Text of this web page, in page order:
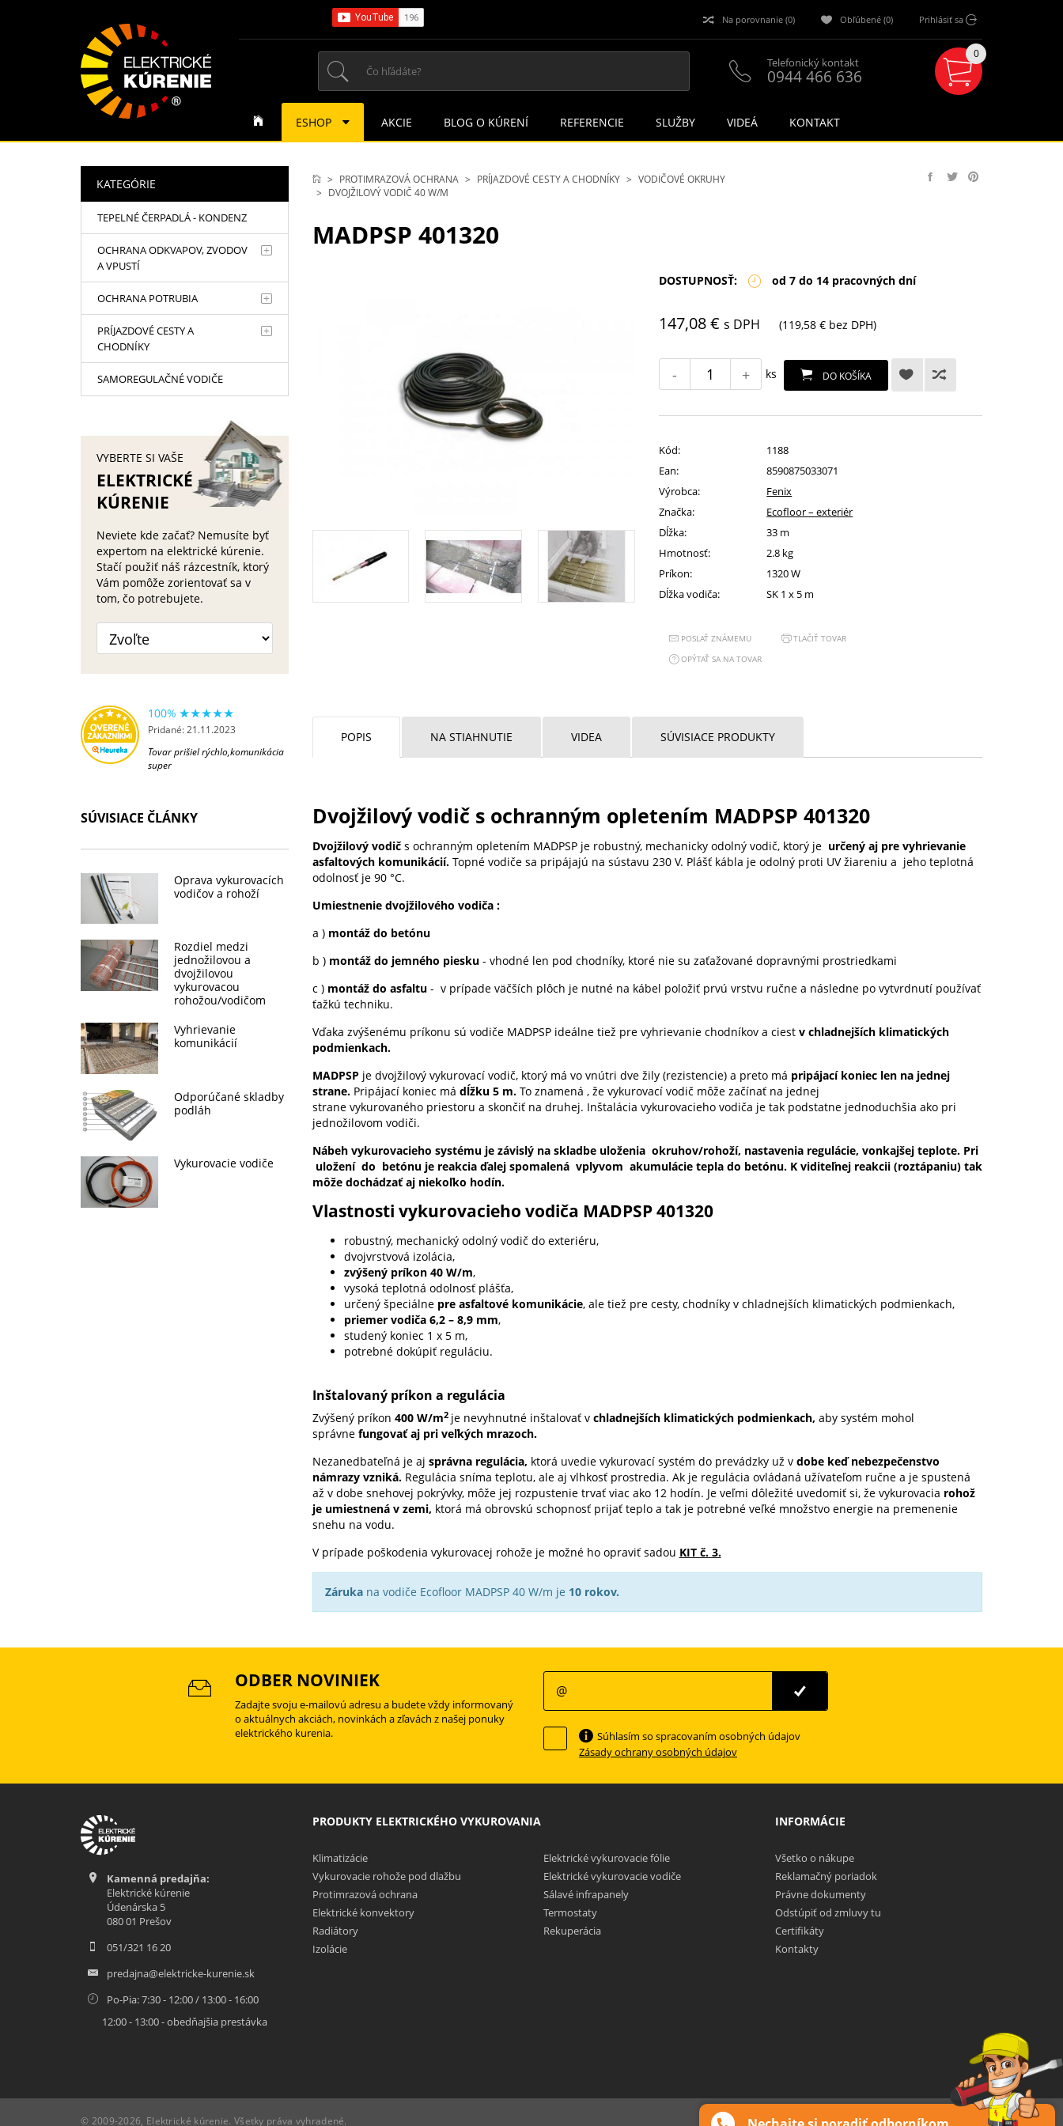
PROTIMRAZOVÁ OCHRANA PRÍJAZDOVÉ CESTY A CHODNÍKY
VODIČOVÉ OKRUHY
DVOJŽILOVÝ VODIČ 40 W/M
MADPSP 401320
DOSTUPNOSŤ: od 7 do 14 pracovných dní
147,08 €s DPH (119,58 € bez DPH)
- + ks DO KOŠÍKA
Kód:
1188
Ean:
8590875033071
Výrobca:
Fenix
Značka:
Ecofloor – exteriér
Dĺžka:
33 m
Hmotnosť:
2.8 kg
Príkon:
1320 W
Dĺžka vodiča:
SK 1 x 5 m
POSLAŤ ZNÁMEMU
TLAČIŤ TOVAR
OPÝTAŤ SA NA TOVAR
POPIS NA STIAHNUTIE VIDEA SÚVISIACE PRODUKTY
Dvojžilový vodič s ochranným opletením MADPSP 401320
Dvojžilový vodič s ochranným opletením MADPSP je robustný, mechanicky odolný vodič, ktorý je určený aj pre vyhrievanie
asfaltových komunikácií. Topné vodiče sa pripájajú na sústavu 230 V. Plášť kábla je odolný proti UV žiareniu a jeho teplotná
odolnosť je 90 °C.
Umiestnenie dvojžilového vodiča :
a ) montáž do betónu
b ) montáž do jemného piesku- vhodné len pod chodníky, ktoré nie su zaťažované dopravnými prostriedkami
c ) montáž do asfaltu - v prípade väčších plôch je nutné na kábel položiť prvú vrstvu ručne a následne po vytvrdnutí používať
ťažkú techniku.
Vďaka zvýšenému príkonu sú vodiče MADPSP ideálne tiež pre vyhrievanie chodníkov a ciest v chladnejších klimatických
podmienkach.
MADPSP je dvojžilový vykurovací vodič, ktorý má vo vnútri dve žily (rezistencie) a preto má pripájací koniec len na jednej
strane. Pripájací koniec má dĺžku 5 m. To znamená , že vykurovací vodič môže začínať na jednej
strane vykurovanéhopriestoru a skončiť na druhej. Inštalácia vykurovacieho vodiča je tak podstatne jednoduchšia ako pri
jednožilovom vodiči.
Nábeh vykurovacieho systému je závislý na skladbe uloženia okruhov/rohoží, nastavenia regulácie, vonkajšej teplote. Pri
uložení do betónu je reakcia ďalej spomalená vplyvom akumulácie tepla do betónu. K viditeľnej reakcii (roztápaniu) tak
môže dochádzať aj niekoľko hodín.
Vlastnosti vykurovacieho vodiča MADPSP 401320
robustný, mechanický odolný vodič do exteriéru,
dvojvrstvová izolácia,
zvýšený príkon 40 W/m,
vysoká teplotná odolnosť plášťa,
určený špeciálne pre asfaltové komunikácie, ale tiež pre cesty, chodníky v chladnejších klimatických podmienkach,
priemer vodiča 6,2 – 8,9 mm,
studený koniec 1 x 5 m,
potrebné dokúpiť reguláciu.
Inštalovaný príkon a regulácia
Zvýšený príkon 400 W/m2 je nevyhnutné inštalovať v chladnejších klimatických podmienkach, aby systém mohol
správne fungovať aj pri veľkých mrazoch.
Nezanedbateľná je aj správna regulácia, ktorá uvedie vykurovací systém do prevádzky už v dobe keď nebezpečenstvo
námrazy vzniká. Regulácia sníma teplotu, ale aj vlhkosť prostredia. Ak je regulácia ovládaná užívateľom ručne a je spustená
až v dobe snehovej pokrývky, môže jej rozpustenie trvať viac ako 12 hodín. Je veľmi dôležité uvedomiť si, že vykurovacia rohož
je umiestnená v zemi, ktorá má obrovskú schopnosť prijať teplo a tak je potrebné veľké množstvo energie na premenenie
snehu na vodu.
V prípade poškodenia vykurovacej rohože je možné ho opraviť sadou KIT č. 3.
Zárukana vodiče Ecofloor MADPSP 40 W/m je 10 rokov.
KATEGÓRIE
TEPELNÉ ČERPADLÁ - KONDENZ
OCHRANA ODKVAPOV, ZVODOV
A VPUSTÍ
OCHRANA POTRUBIA
PRÍJAZDOVÉ CESTY A
CHODNÍKY
SAMOREGULAČNÉ VODIČE
VYBERTE SI VAŠE
ELEKTRICKÉ
KÚRENIE
Neviete kde začať? Nemusíte byť
expertom na elektrické kúrenie.
Stačí použiť náš rázcestník, ktorý
Vám pomôže zorientovať sa v
tom, čo potrebujete.
100%
Pridané: 21.11.2023
Tovar prišiel rýchlo,komunikácia
super
SÚVISIACE ČLÁNKY
Oprava vykurovacích
vodičov a rohoží
Rozdiel medzi
jednožilovou a
dvojžilovou
vykurovacou
rohožou/vodičom
Vyhrievanie
komunikácií
Odporúčané skladby
podláh
Vykurovacie vodiče
ODBER NOVINIEK
Zadajte svoju e-mailovú adresu a budete vždy informovaný
o aktuálnych akciách, novinkách a zľavách z našej ponuky
elektrického kurenia.
Súhlasím so spracovaním osobných údajov
Zásady ochrany osobných údajov
Kamenná predajňa:
Elektrické kúrenie
Údenárska 5
080 01 Prešov
051/321 16 20
predajna@elektricke-kurenie.sk
Po-Pia: 7:30 - 12:00 / 13:00 - 16:00
12:00 - 13:00 - obedňajšia prestávka
PRODUKTY ELEKTRICKÉHO VYKUROVANIA
Klimatizácie
Elektrické vykurovacie fólie
Vykurovacie rohože pod dlažbu
Elektrické vykurovacie vodiče
Protimrazová ochrana
Sálavé infrapanely
Elektrické konvektory
Termostaty
Radiátory
Rekuperácia
Izolácie
INFORMÁCIE
Všetko o nákupe
Reklamačný poriadok
Právne dokumenty
Odstúpiť od zmluvy tu
Certifikáty
Kontakty
© 2009-2026, Elektrické kúrenie. Všetky práva vyhradené. Web design: MARLOW DESIGN
Na porovnanie (0) Obľúbené (0) Prihlásiť sa
Telefonický kontakt
0944 466 636
0
ESHOP AKCIE BLOG O KÚRENÍ REFERENCIE SLUŽBY VIDEÁ KONTAKT